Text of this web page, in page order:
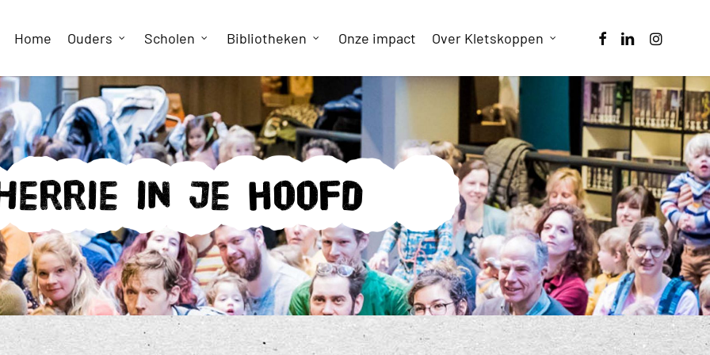
Home Ouders Scholen Bibliotheken Onze impact Over Kletskoppen facebooklinkedininstagram
in je hoofd